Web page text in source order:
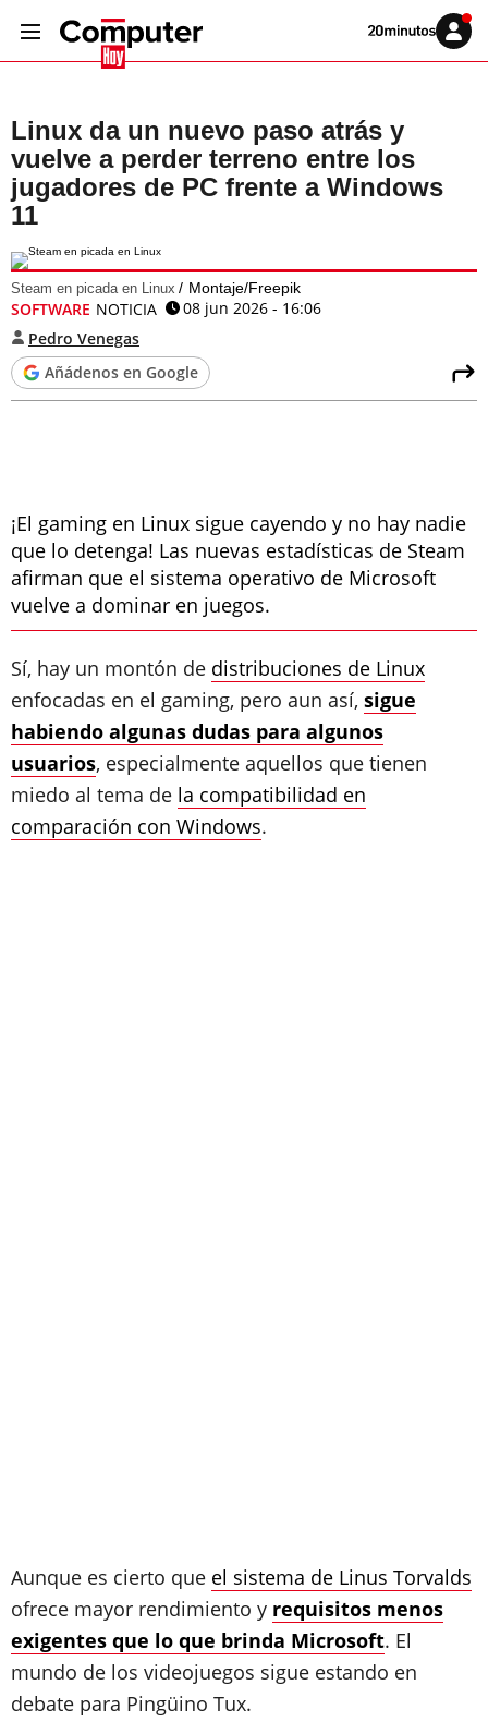
Volver
Iniciar
sesión
Linux da un nuevo paso atrás y
vuelve a perder terreno entre los
jugadores de PC frente a Windows
11
Steam en picada en Linux Montaje/Freepik
SOFTWARE NOTICIA
08 jun 2026 - 16:06
Pedro Venegas
Añádenos en Google
¡El gaming en Linux sigue cayendo y no hay nadie
que lo detenga! Las nuevas estadísticas de Steam
afirman que el sistema operativo de Microsoft
vuelve a dominar en juegos.
Sí, hay un montón de distribuciones de Linux
enfocadas en el gaming, pero aun así, sigue
habiendo algunas dudas para algunos
usuarios, especialmente aquellos que tienen
miedo al tema de la compatibilidad en
comparación con Windows.
Aunque es cierto que el sistema de Linus Torvalds
ofrece mayor rendimiento y requisitos menos
exigentes que lo que brinda Microsoft. El
mundo de los videojuegos sigue estando en
debate para Pingüino Tux.